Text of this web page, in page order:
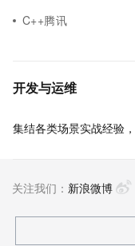
C++腾讯
开发与运维
集结各类场景实战经验
关注我们： 新浪微博